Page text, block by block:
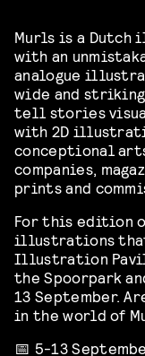
Murls is a
with an
analogue
wide and
tell stories
with 2D
conceptional
companies,
prints and
For this edition
illustrations that
Illustration
the Spoorpark
13 September.
in the world of
📅 5-13